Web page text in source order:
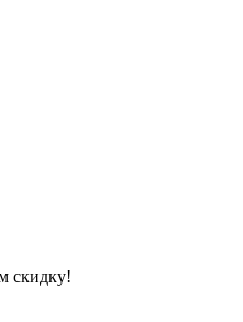
скидку!